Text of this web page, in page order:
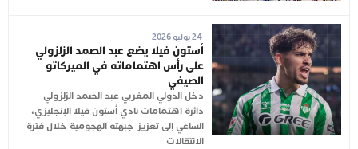
24 يوليو 2026
أستون فيلا يضع عبد الصمد الزلزولي
على رأس اهتماماته في الميركاتو
الصيفي
دخل الدولي المغربي عبد الصمد الزلزولي
دائرة اهتمامات نادي أستون فيلا الإنجليزي،
الساعي إلى تعزيز جبهته الهجومية خلال فترة
الانتقالات